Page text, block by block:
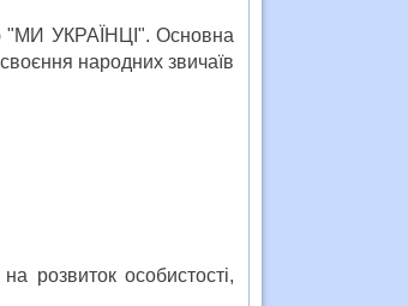
"МИ УКРАЇНЦІ". Основна
народних звичаїв
розвиток особистості,